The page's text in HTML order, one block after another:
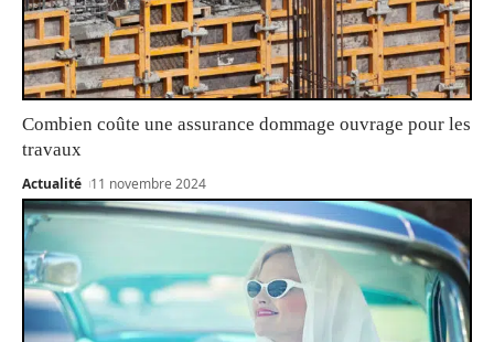
Combien coûte une assurance dommage ouvrage pour les
travaux
Actualité 11 novembre 2024